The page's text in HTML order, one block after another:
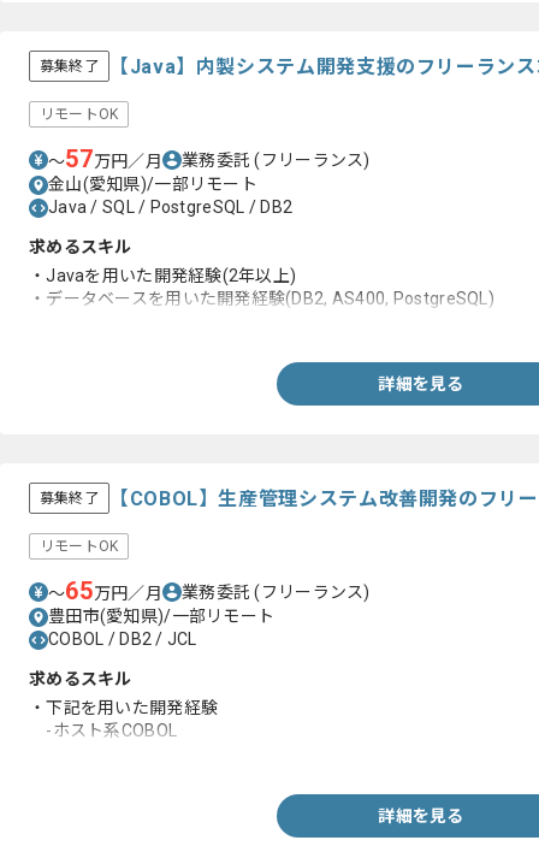
募集終了 【Java】内製システム開発支援のフリーラン
リモートOK
〜57万円／月 業務委託(フリーランス)
金山(愛知県)/一部リモート
Java / SQL / PostgreSQL / DB2
求めるスキル
・Javaを用いた開発経験(2年以上)
・データベースを用いた開発経験(DB2, AS400, PostgreSQL)
詳細を見る
募集終了 【COBOL】生産管理システム改善開発のフリ
リモートOK
〜65万円／月 業務委託(フリーランス)
豊田市(愛知県)/一部リモート
COBOL / DB2 / JCL
求めるスキル
・下記を用いた開発経験
-ホスト系COBOL
詳細を見る